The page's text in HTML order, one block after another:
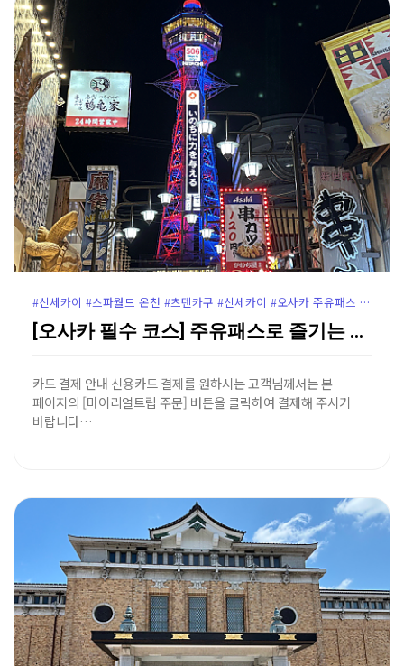
#신세카이 #스파월드 온천 #츠텐카쿠 #신세카이 #오사카 주유패스 즐기기#오사카 스시 추천 #구시카츠 다루마
[오사카 필수 코스] 주유패스로 즐기는 츠텐카쿠 전망대…
카드 결제 안내 신용카드 결제를 원하시는 고객님께서는 본
페이지의 [마이리얼트립 주문] 버튼을 클릭하여 결제해 주시기
바랍니다…